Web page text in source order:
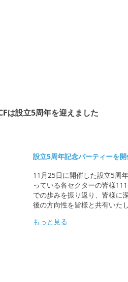
は設立5周年を迎えました
設立5周年記念パーティーを
11月25日に開催した設立5周
っている各セクターの皆様
での歩みを振り返り、皆様に
後の方向性を皆様と共有いた
もっと見る